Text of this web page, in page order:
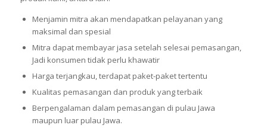
Menjamin mitra akan mendapatkan pelayanan yang
maksimal dan spesial
Mitra dapat membayar jasa setelah selesai pemasangan,
Jadi konsumen tidak perlu khawatir
Harga terjangkau, terdapat paket-paket tertentu
Kualitas pemasangan dan produk yang terbaik
Berpengalaman dalam pemasangan di pulau Jawa
maupun luar pulau Jawa.